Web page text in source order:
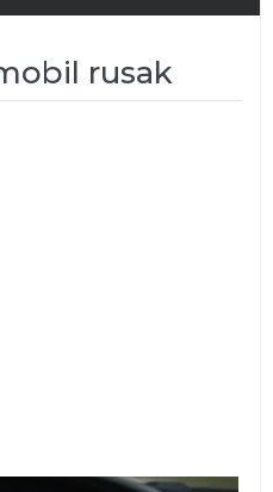
rusak